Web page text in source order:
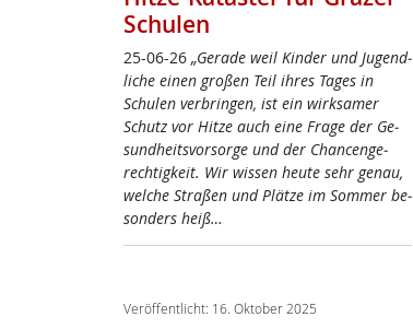
Schulen
25-06-26 „Ge­ra­de weil Kin­der und Ju­gend­
li­che ei­nen gro­ßen Teil ih­res Ta­ges in
Schu­len ver­brin­gen, ist ein wirk­sa­mer
Schutz vor Hit­ze auch ei­ne Fra­ge der Ge­
sund­heits­vor­sor­ge und der Chan­cen­ge­
rech­tig­keit. Wir wis­sen heu­te sehr ge­nau,
wel­che Stra­ßen und Plät­ze im Som­mer be­
son­ders heiß…
Veröffentlicht: 16. Oktober 2025